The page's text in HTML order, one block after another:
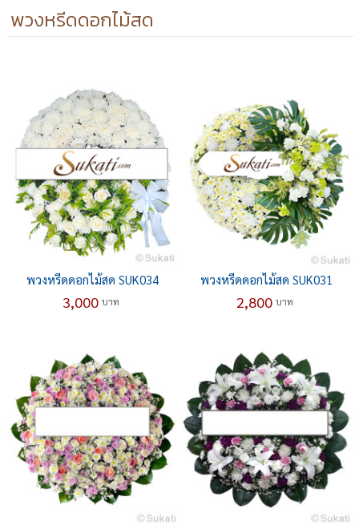
พวงหรีดดอกไม้สด
พวงหรีดดอกไม้สด SUK034
3,000 บาท
พวงหรีดดอกไม้สด SUK031
2,800 บาท